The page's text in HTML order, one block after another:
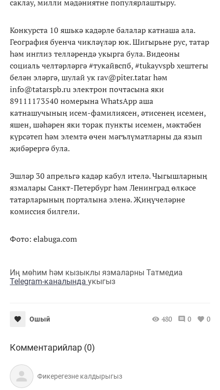
саклау, милли мәдәниятне популярлаштыру.
Конкурста 10 яшькә кадәрле балалар катнаша ала.
География буенча чикләүләр юк. Шигырьне рус, татар
һәм инглиз телләрендә укырга була. Видеоны
социаль челтәрләргә #тукайвспб, #tukayvspb хештегы
белән эләргә, шулай ук rav@piter.tatar һәм
info@tatarspb.ru электрон почтасына яки
89111173540 номерына WhatsApp аша
катнашучының исем-фамилиясен, әтисенең исемен,
яшен, шәһәрен яки торак пункты исемен, мәктәбен
күрсәтеп һәм элемтә өчен мәгълүматларны да язып
җибәрергә була.
Эшләр 30 апрельгә кадәр кабул ителә. Чыгышларның
язмалары Санкт-Петербург һәм Ленинград өлкәсе
татарларының порталына эленә. Җиңүчеләрне
комиссия билгели.
Фото: elabuga.com
Иң мөһим һәм кызыклы язмаларны Татмедиа
Telegram-каналында укыгыз
Ошый 480 0 0
Комментарийлар (0)